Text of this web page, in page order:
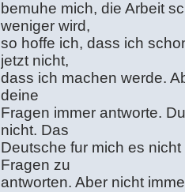
bemuhe mich, die Arbeit
weniger wird,
so hoffe ich, dass ich
jetzt nicht,
dass ich machen werde.
deine
Fragen immer antworte.
nicht. Das
Deutsche fur mich es
Fragen zu
antworten. Aber nicht